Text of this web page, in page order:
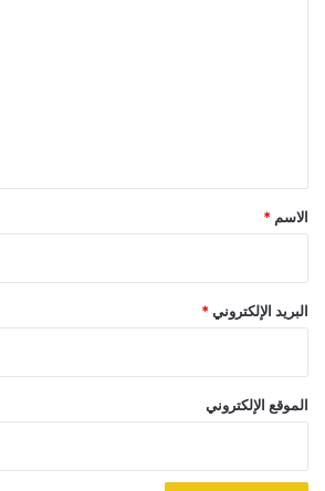
*
الاسم *
البريد الإلكتروني *
الموقع الإلكتروني